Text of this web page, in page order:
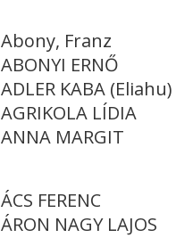
Abony, Franz
ABONYI ERNŐ
ADLER KABA (Eliahu)
AGRIKOLA LÍDIA
ANNA MARGIT
ÁCS FERENC
ÁRON NAGY LAJOS